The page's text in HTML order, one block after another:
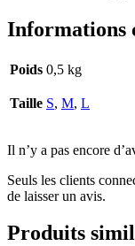
Informations
Poids 0,5 kg
Taille S, M, L
Il n’y a pas encore
Seuls les clients
de laisser un avis.
Produits